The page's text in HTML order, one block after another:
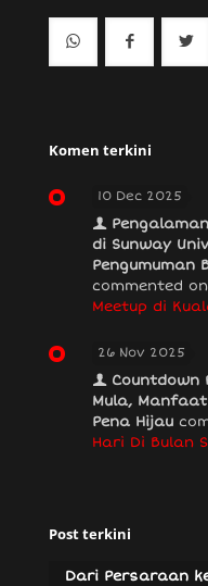
Komen terkini
10 Dec 2025
di Sunway
Pengumuman
commented on
Meetup di
26 Nov 2025
Countdown
Mula,
Pena Hijau
Hari Di Bulan
Post terkini
Dari Persaraan